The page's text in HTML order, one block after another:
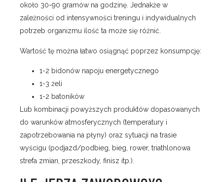
około 30-90 gramów na godzinę. Jednakże w
zależności od intensywności treningu i indywidualnych
potrzeb organizmu ilość ta może się różnić.
Wartość tę można łatwo osiągnąć poprzez konsumpcję:
1-2 bidonów napoju energetycznego
1-3 żeli
1-2 batoników
Lub kombinacji powyższych produktów dopasowanych
do warunków atmosferycznych (temperatury i
zapotrzebowania na płyny) oraz sytuacji na trasie
wyścigu (podjazd/podbieg, bieg, rower, triathlonowa
strefa zmian, przeszkody, finisz itp.).